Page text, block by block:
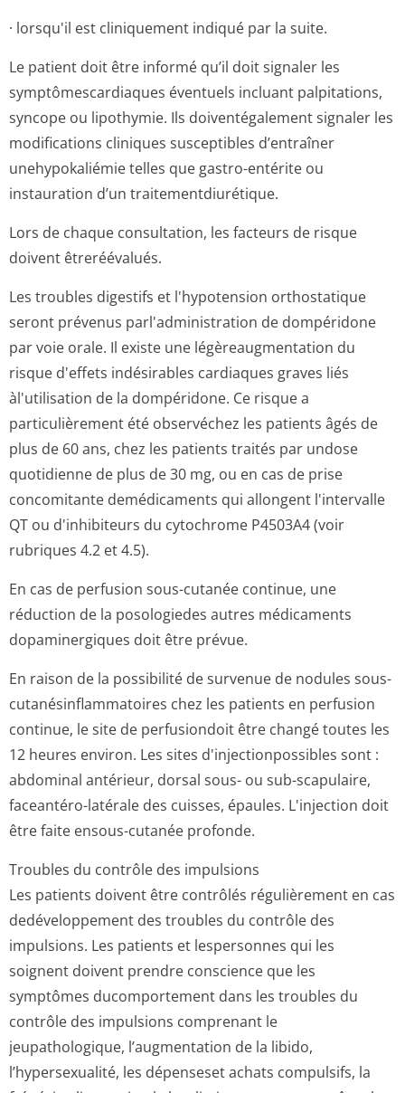
· lorsqu'il est cliniquement indiqué par la suite.
Le patient doit être informé qu’il doit signaler les
symptômescardiaques éventuels incluant palpitations,
syncope ou lipothymie. Ils doiventégalement signaler les
modifications cliniques susceptibles d’entraîner
unehypokaliémie telles que gastro-entérite ou
instauration d’un traitementdiu­rétique.
Lors de chaque consultation, les facteurs de risque
doivent êtreréévalués.
Les troubles digestifs et l'hypotension orthostatique
seront prévenus parl'administration de dompéridone
par voie orale. Il existe une légèreaugmentation du
risque d'effets indésirables cardiaques graves liés
àl'utilisation de la dompéridone. Ce risque a
particulièrement été observéchez les patients âgés de
plus de 60 ans, chez les patients traités par undose
quotidienne de plus de 30 mg, ou en cas de prise
concomitante demédicaments qui allongent l'intervalle
QT ou d'inhibiteurs du cytochrome P4503A4 (voir
rubriques 4.2 et 4.5).
En cas de perfusion sous-cutanée continue, une
réduction de la posologiedes autres médicaments
dopaminergiques doit être prévue.
En raison de la possibilité de survenue de nodules sous-
cutanésinflam­matoires chez les patients en perfusion
continue, le site de perfusiondoit être changé toutes les
12 heures environ. Les sites d'injectionpos­sibles sont :
abdominal antérieur, dorsal sous- ou sub-scapulaire,
faceantéro-latérale des cuisses, épaules. L'injection doit
être faite ensous-cutanée profonde.
Troubles du contrôle des impulsions
Les patients doivent être contrôlés régulièrement en cas
dedéveloppement des troubles du contrôle des
impulsions. Les patients et lespersonnes qui les
soignent doivent prendre conscience que les
symptômes ducomportement dans les troubles du
contrôle des impulsions comprenant le
jeupathologique, l’augmentation de la libido,
l’hypersexualité, les dépenseset achats compulsifs, la